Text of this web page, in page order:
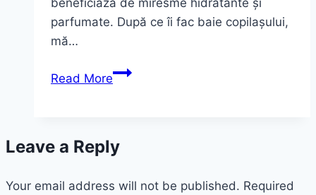
parfumate. După ce îi fac baie copilașului,
mă…
Read MoreReviews.
Skin
și
Leave a Reply
Your email address will not be published. Required